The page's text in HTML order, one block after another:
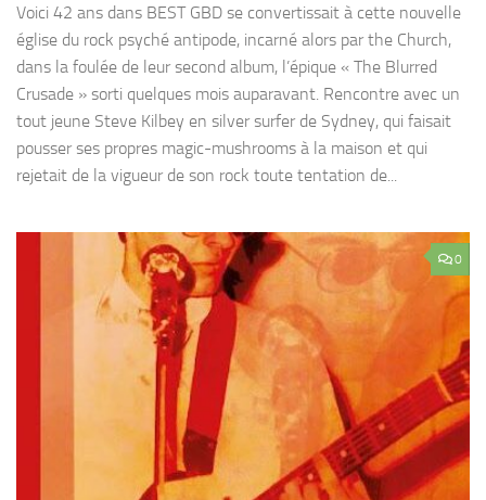
Voici 42 ans dans BEST GBD se convertissait à cette nouvelle
église du rock psyché antipode, incarné alors par the Church,
dans la foulée de leur second album, l’épique « The Blurred
Crusade » sorti quelques mois auparavant. Rencontre avec un
tout jeune Steve Kilbey en silver surfer de Sydney, qui faisait
pousser ses propres magic-mushrooms à la maison et qui
rejetait de la vigueur de son rock toute tentation de...
0